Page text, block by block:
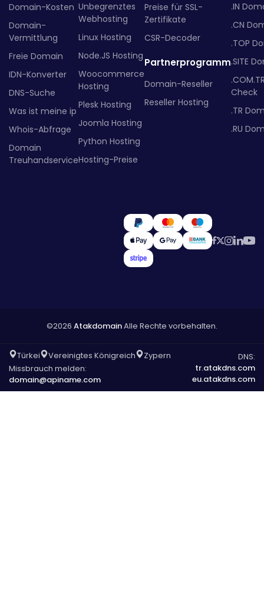
Domain-Kosten
Domain-
Vermittlung
Freie Domain
IDN-Konverter
DNS-Suche
Was ist meine ip
Whois-Abfrage
Domain
Treuhandservice
Unbegrenztes
Webhosting
Linux Hosting
Node.JS Hosting
Woocommerce
Hosting
Plesk Hosting
Joomla Hosting
Python Hosting
Hosting-Preise
Preise für SSL-
Zertifikate
CSR-Decoder
Partnerprogramm
Domain-Reseller
Reseller Hosting
.IN
.CN
.TOP
.SITE
Check
.TR
.RU
©2026 AtakdomainAlle Rechte vorbehalten.
Türkei Vereinigtes Königreich
Zypern
Missbrauch melden:
domain@apiname.com
DNS:
tr.atakdns.com
eu.atakdns.com